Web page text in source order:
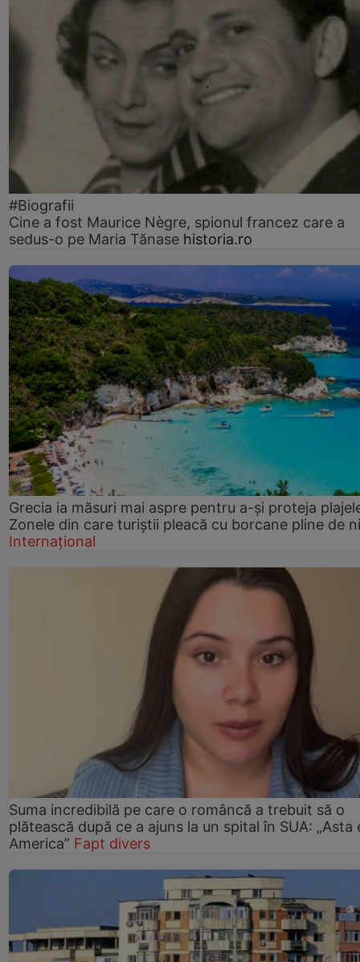
#Biografii
Cine a fost Maurice Nègre, spionul francez care a
sedus-o pe Maria Tănase historia.ro
Grecia ia măsuri mai aspre pentru a-și proteja
Zonele din care turiștii pleacă cu borcane pline de
Internațional
Suma incredibilă pe care o româncă a trebuit să o
plătească după ce a ajuns la un spital în SUA: „Asta
America” Fapt divers